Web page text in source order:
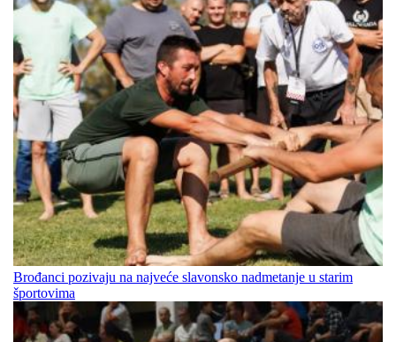
Brođanci pozivaju na najveće slavonsko nadmetanje u starim
športovima